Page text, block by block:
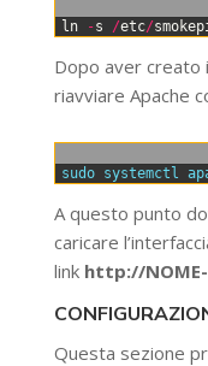
ln -s /etc/
Dopo aver creato
riavviare Apache
sudo systemctl
A questo punto
caricare
link http://
Questa sezione